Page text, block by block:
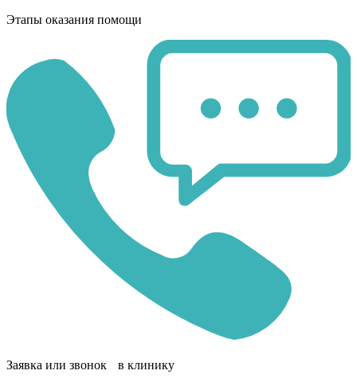
Этапы оказания помощи
Заявка или звонок в клинику